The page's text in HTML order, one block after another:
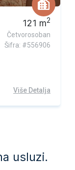
121 m2
Četvorosoban
Šifra: #556906
Više Detalja
usluzi.